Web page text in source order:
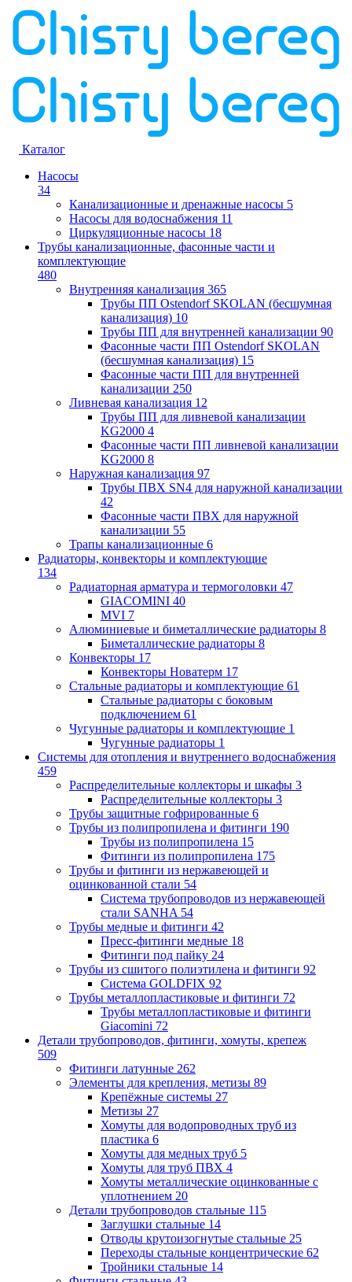
Каталог
Насосы
34
Канализационные и дренажные насосы 5
Насосы для водоснабжения 11
Циркуляционные насосы 18
Трубы канализационные, фасонные части и
комплектующие
480
Внутренняя канализация 365
Трубы ПП Ostendorf SKOLAN (бесшумная
канализация) 10
Трубы ПП для внутренней канализации 90
Фасонные части ПП Ostendorf SKOLAN
(бесшумная канализация) 15
Фасонные части ПП для внутренней
канализации 250
Ливневая канализация 12
Трубы ПП для ливневой канализации
KG2000 4
Фасонные части ПП ливневой канализации
KG2000 8
Наружная канализация 97
Трубы ПВХ SN4 для наружной канализации
42
Фасонные части ПВХ для наружной
канализации 55
Трапы канализационные 6
Радиаторы, конвекторы и комплектующие
134
Радиаторная арматура и термоголовки 47
GIACOMINI 40
MVI 7
Алюминиевые и биметаллические радиаторы 8
Биметаллические радиаторы 8
Конвекторы 17
Конвекторы Новатерм 17
Стальные радиаторы и комплектующие 61
Стальные радиаторы с боковым
подключением 61
Чугунные радиаторы и комплектующие 1
Чугунные радиаторы 1
Системы для отопления и внутреннего водоснабжения
459
Распределительные коллекторы и шкафы 3
Распределительные коллекторы 3
Трубы защитные гофрированные 6
Трубы из полипропилена и фитинги 190
Трубы из полипропилена 15
Фитинги из полипропилена 175
Трубы и фитинги из нержавеющей и
оцинкованной стали 54
Система трубопроводов из нержавеющей
стали SANHA 54
Трубы медные и фитинги 42
Пресс-фитинги медные 18
Фитинги под пайку 24
Трубы из сшитого полиэтилена и фитинги 92
Система GOLDFIX 92
Трубы металлопластиковые и фитинги 72
Трубы металлопластиковые и фитинги
Giacomini 72
Детали трубопроводов, фитинги, хомуты, крепеж
509
Фитинги латунные 262
Элементы для крепления, метизы 89
Крепёжные системы 27
Метизы 27
Хомуты для водопроводных труб из
пластика 6
Хомуты для медных труб 5
Хомуты для труб ПВХ 4
Хомуты металлические оцинкованные с
уплотнением 20
Детали трубопроводов стальные 115
Заглушки стальные 14
Отводы крутоизогнутые стальные 25
Переходы стальные концентрические 62
Тройники стальные 14